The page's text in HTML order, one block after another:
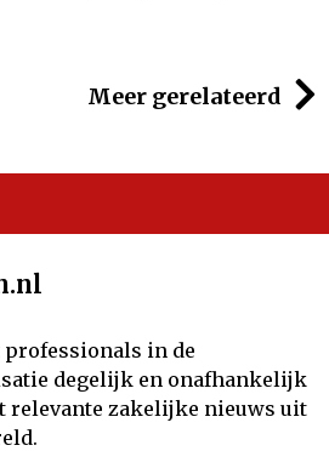
Meer gerelateerd
in de
degelijk en onafhankelijk
relevante zakelijke nieuws uit